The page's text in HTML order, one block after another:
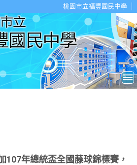
桃園市立福豐國民中學
107年總統盃全國藤球錦標賽，